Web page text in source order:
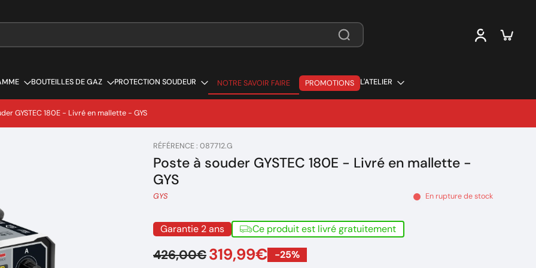
BOUTEILLES DE GAZ PROTECTION SOUDEUR
NOTRE SAVOIR FAIRE
NOTRE SAVOIR FAIRE
PROMOTIONS L'ATELIER
GYSTEC 180E - Livré en mallette - GYS
RÉFÉRENCE : 087712.G
Poste à souder GYSTEC 180E - Livré en mallette -
GYS
GYS En rupture de stock
Garantie 2 ans Ce produit est livré gratuitement
426,00€319,99€ -25%